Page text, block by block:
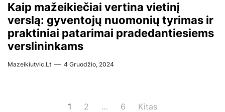
Kaip mažeikiečiai vertina vietinį
verslą: gyventojų nuomonių tyrimas ir
praktiniai patarimai pradedantiesiems
verslininkams
Mazeikiutvic.lt 4 Gruodžio, 2024
1 2 … 6 Kitas